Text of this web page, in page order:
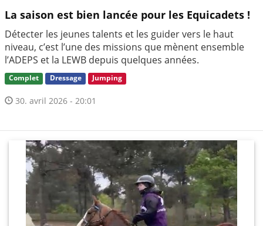
La saison est bien lancée pour les Equicadets !
Détecter les jeunes talents et les guider vers le haut
niveau, c’est l’une des missions que mènent ensemble
l’ADEPS et la LEWB depuis quelques années.
Complet Dressage Jumping
30. avril 2026 - 20:01